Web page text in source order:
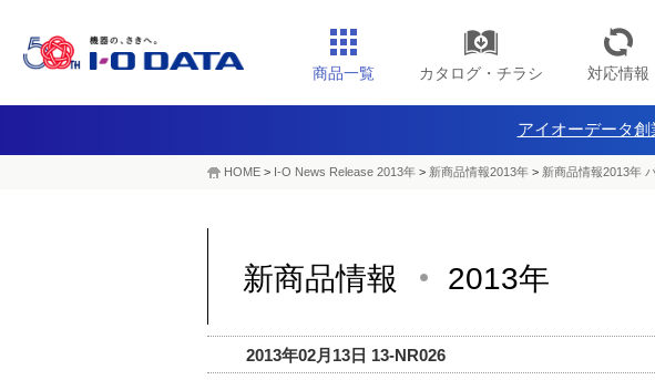
商品一覧 カタログ・チラシ 対応情報
アイオーデータ創
HOME > I-O News Release 2013年 > 新商品情報2013年 > 新商品情報2013年
新商品情報 2013年
2013年02月13日 13-NR026